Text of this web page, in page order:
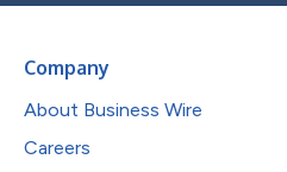
Company
About Business Wire
Careers